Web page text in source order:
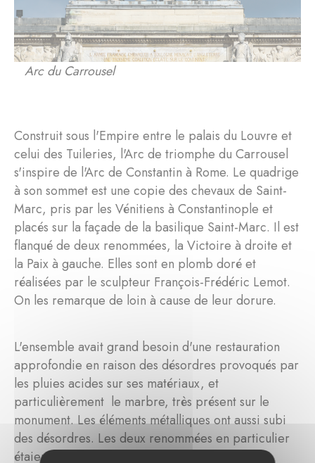
Arc du Carrousel
Construit sous l'Empire entre le palais du Louvre et
celui des Tuileries, l'Arc de triomphe du Carrousel
s'inspire de l'Arc de Constantin à Rome. Le quadrige
à son sommet est une copie des chevaux de Saint-
Marc, pris par les Vénitiens à Constantinople et
placés sur la façade de la basilique Saint-Marc. Il est
flanqué de deux renommées, la Victoire à droite et
la Paix à gauche. Elles sont en plomb doré et
réalisées par le sculpteur François-Frédéric Lemot.
On les remarque de loin à cause de leur dorure.
L'ensemble avait grand besoin d'une restauration
approfondie en raison des désordres provoqués par
les pluies acides sur ses matériaux, et
particulièrement le marbre, très présent sur le
monument. Les éléments métalliques ont aussi subi
des désordres. Les deux renommées en particulier
étaient dans un triste état, car le plomb qui les